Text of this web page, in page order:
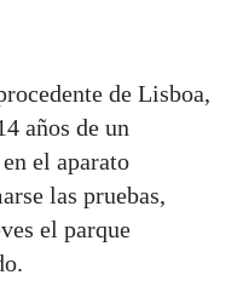
de Lisboa,
años de un
el aparato
las pruebas,
el parque